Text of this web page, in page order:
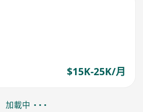
$15K-25K/月
加載中